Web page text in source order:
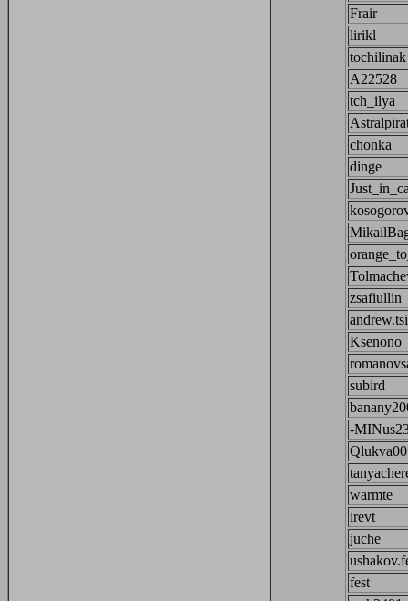
Frair
lirikl
tochilinak
A22528
tch_ilya
chonka
dinge
zsafiullin
Ksenono
subird
-
warmte
irevt
juche
fest